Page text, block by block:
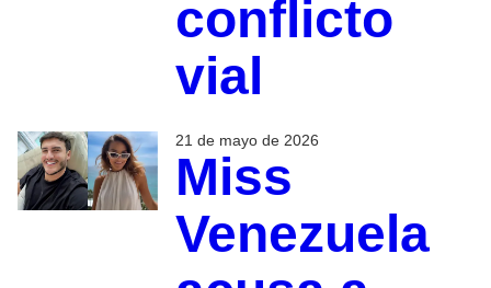
conflicto
vial
21 de mayo de 2026
Miss
Venezuela